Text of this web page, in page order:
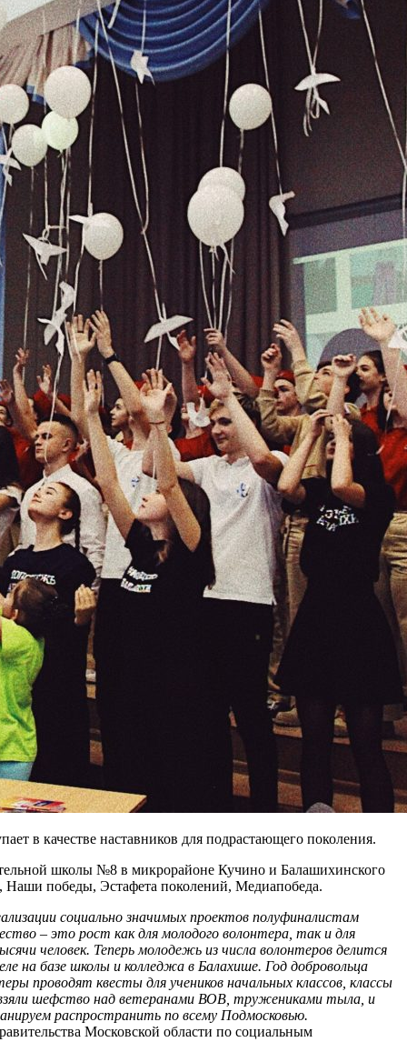
в качестве наставников для подрастающего поколения.
школы №8 в микрорайоне Кучино и Балашихинского
Наши победы, Эстафета поколений, Медиапобеда.
социально значимых проектов полуфиналистам
– это рост как для молодого волонтера, так и для
человек. Теперь молодежь из числа волонтеров делится
на базе школы и колледжа в Балахише. Год добровольца
проводят квесты для учеников начальных классов, классы
шефство над ветеранами ВОВ, тружениками тыла, и
распространить по всему Подмосковью.
Московской области по социальным